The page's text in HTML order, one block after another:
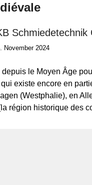
Schmiedetechnik
November 2024
le Moyen Âge
existe encore en
(Westphalie), en
région historique des